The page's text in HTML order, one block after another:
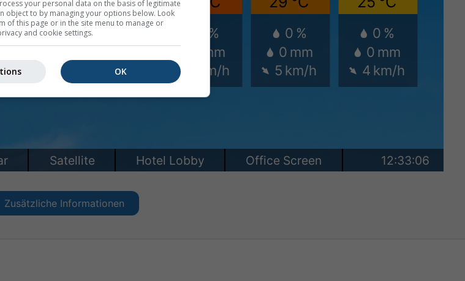
Zusätzliche Informationen
your personal data on the basis of legitimate
object to by managing your options below. Look
of this page or in the site menu to manage or
and cookie settings.
OK